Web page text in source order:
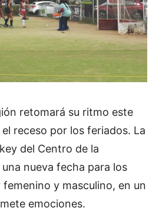
retomará su ritmo este
receso por los feriados. La
del Centro de la
nueva fecha para los
y masculino, en un
emociones.